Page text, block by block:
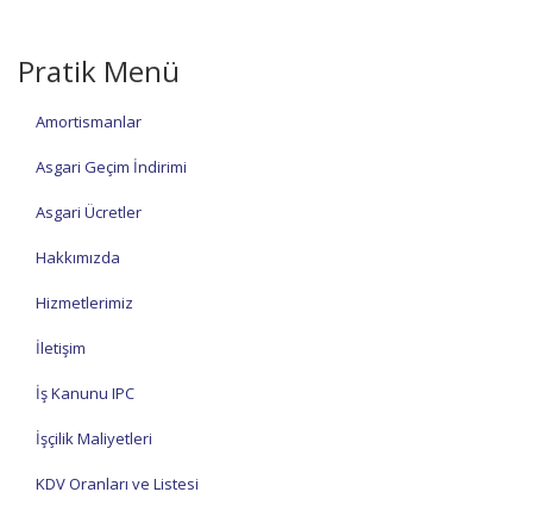
Pratik Menü
Amortismanlar
Asgari Geçim İndirimi
Asgari Ücretler
Hakkımızda
Hizmetlerimiz
İletişim
İş Kanunu IPC
İşçilik Maliyetleri
KDV Oranları ve Listesi